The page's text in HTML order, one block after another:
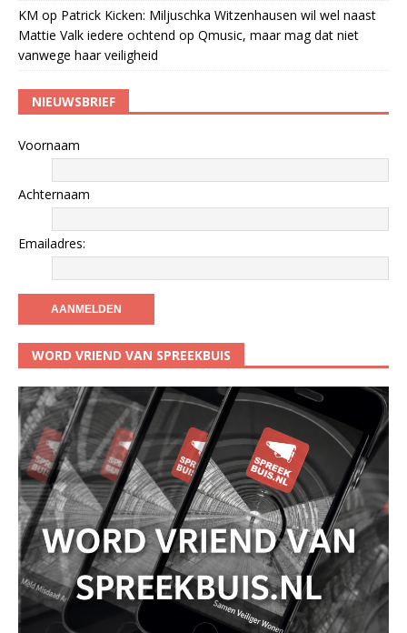
KM op Patrick Kicken: Miljuschka Witzenhausen wil wel naast
Mattie Valk iedere ochtend op Qmusic, maar mag dat niet
vanwege haar veiligheid
NIEUWSBRIEF
Voornaam
Achternaam
Emailadres:
WORD VRIEND VAN SPREEKBUIS